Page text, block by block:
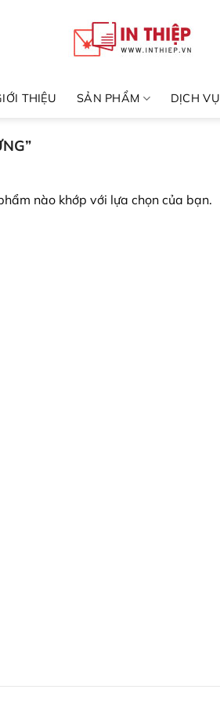
THIỆU SẢN PHẨM DỊCH VỤ
nào khớp với lựa chọn của bạn.